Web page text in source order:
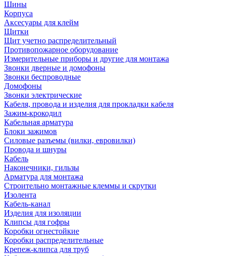
Шины
Корпуса
Аксесуары для клейм
Щитки
Щит учетно распределительный
Противопожарное оборудование
Измерительные приборы и другие для монтажа
Звонки дверные и домофоны
Звонки беспроводные
Домофоны
Звонки электрические
Кабеля, провода и изделия для прокладки кабеля
Зажим-крокодил
Кабельная арматура
Блоки зажимов
Силовые разъемы (вилки, евровилки)
Провода и шнуры
Кабель
Наконечники, гильзы
Арматура для монтажа
Строительно монтажные клеммы и скрутки
Изолента
Кабель-канал
Изделия для изоляции
Клипсы для гофры
Коробки огнестойкие
Коробки распределительные
Крепеж-клипса для труб